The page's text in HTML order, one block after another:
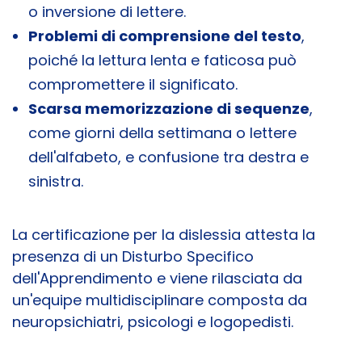
o inversione di lettere.
Problemi di comprensione del testo,
poiché la lettura lenta e faticosa può
compromettere il significato.
Scarsa memorizzazione di sequenze,
come giorni della settimana o lettere
dell'alfabeto, e confusione tra destra e
sinistra.
La certificazione per la dislessia attesta la
presenza di un Disturbo Specifico
dell'Apprendimento e viene rilasciata da
un'equipe multidisciplinare composta da
neuropsichiatri, psicologi e logopedisti.